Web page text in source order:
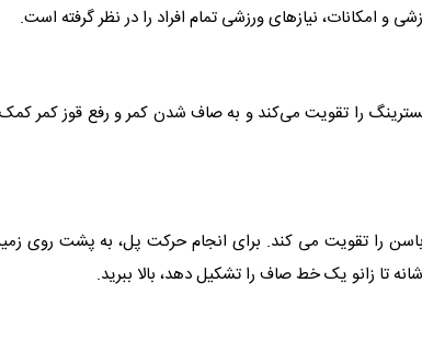
و امکانات، نیازهای ورزشی تمام افراد را در نظر گرفته است.
را تقویت می‌کند و به صاف شدن کمر و رفع قوز کمر کمک
تقویت می ‌کند. برای انجام حرکت پل، به پشت روی زمین
تا زانو یک خط صاف را تشکیل دهد، بالا ببرید.